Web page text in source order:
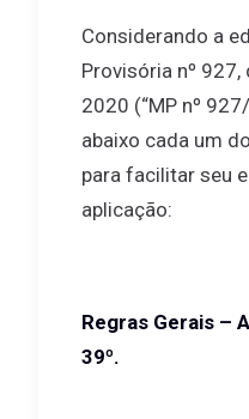
Considerando a
Provisória nº
2020 (“MP nº
abaixo cada um
para facilitar seu
aplicação:
Regras Gerais –
39º.